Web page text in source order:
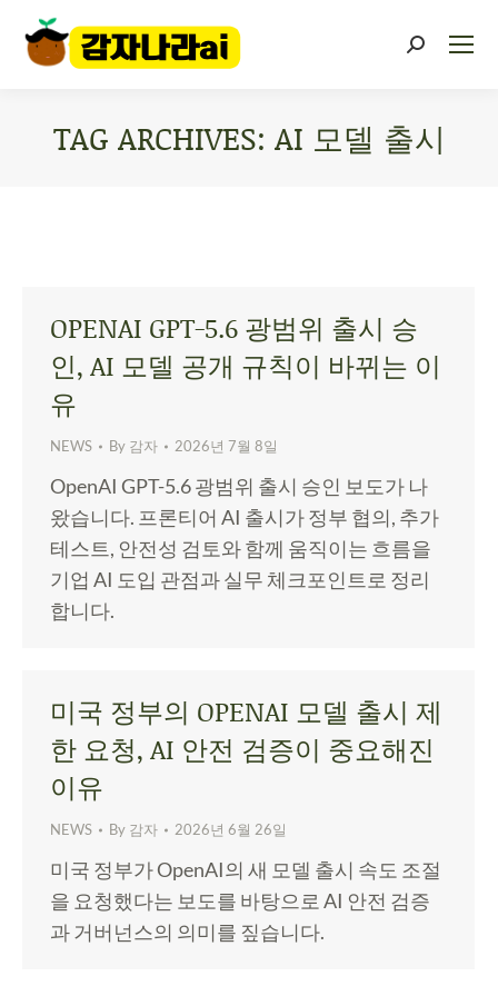
TAG ARCHIVES: AI 모델 출시
OPENAI GPT-5.6 광범위 출시 승
인, AI 모델 공개 규칙이 바뀌는 이
유
NEWS By 감자 2026년 7월 8일
OpenAI GPT-5.6 광범위 출시 승인 보도가 나
왔습니다. 프론티어 AI 출시가 정부 협의, 추가
테스트, 안전성 검토와 함께 움직이는 흐름을
기업 AI 도입 관점과 실무 체크포인트로 정리
합니다.
미국 정부의 OPENAI 모델 출시 제
한 요청, AI 안전 검증이 중요해진
이유
NEWS By 감자 2026년 6월 26일
미국 정부가 OpenAI의 새 모델 출시 속도 조절
을 요청했다는 보도를 바탕으로 AI 안전 검증
과 거버넌스의 의미를 짚습니다.